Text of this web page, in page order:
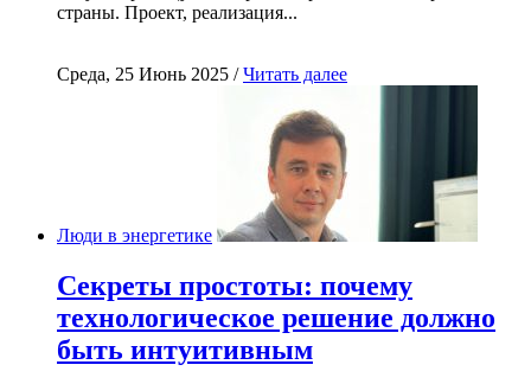
страны. Проект, реализация...
Среда, 25 Июнь 2025 /Читать далее
Люди в энергетике
Секреты простоты: почему
технологическое решение должно
быть интуитивным